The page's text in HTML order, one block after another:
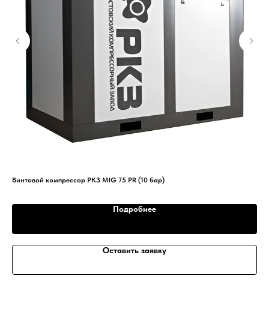
Винтовой компрессор РКЗ MIG 75 PR (10 бар)
Подробнее
Оставить заявку